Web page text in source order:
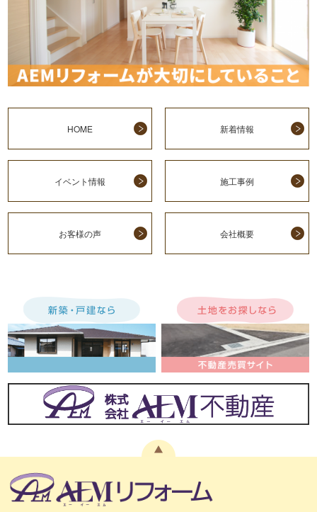
HOME 新着情報
イベント情報 施工事例
お客様の声 会社概要